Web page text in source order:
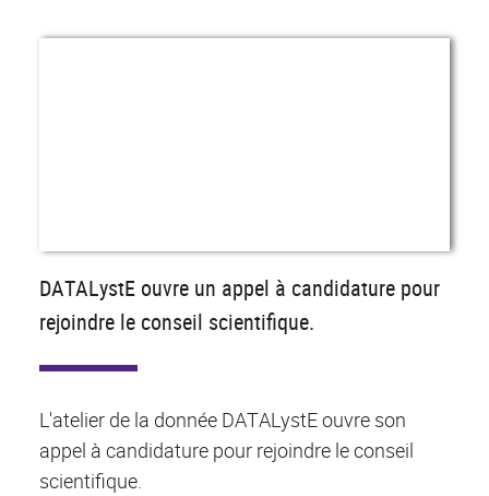
DATALystE ouvre un appel à candidature pour
rejoindre le conseil scientifique.
L'atelier de la donnée DATALystE ouvre son
appel à candidature pour rejoindre le conseil
scientifique.